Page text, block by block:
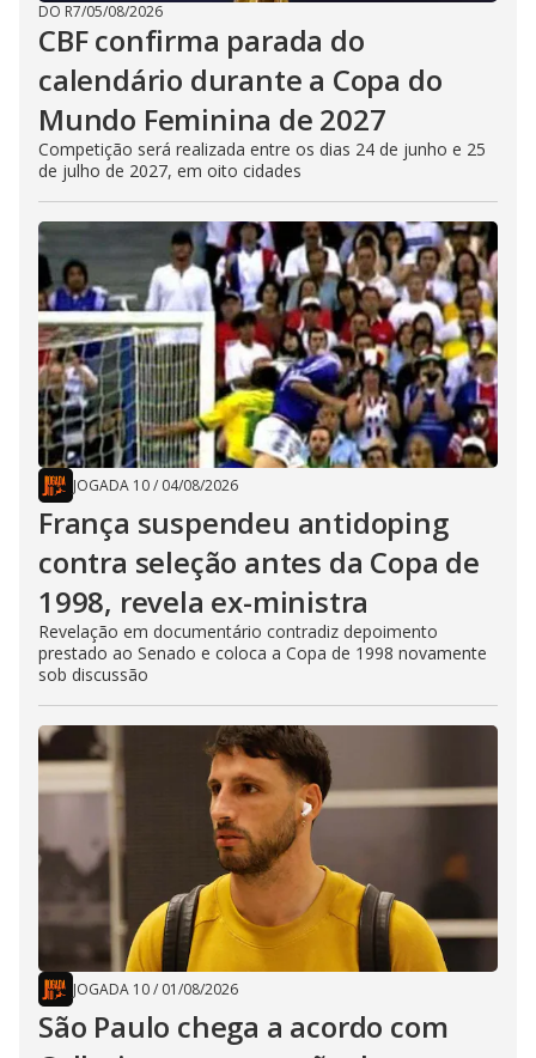
DO R7/05/08/2026
CBF confirma parada do
calendário durante a Copa do
Mundo Feminina de 2027
Competição será realizada entre os dias 24 de junho e 25
de julho de 2027, em oito cidades
JOGADA 10/ 04/08/2026
França suspendeu antidoping
contra seleção antes da Copa de
1998, revela ex-ministra
Revelação em documentário contradiz depoimento
prestado ao Senado e coloca a Copa de 1998 novamente
sob discussão
JOGADA 10/ 01/08/2026
São Paulo chega a acordo com